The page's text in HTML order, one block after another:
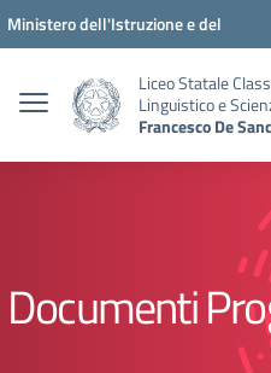
Vai ai contenuti
Vai al menu di navigazione
Vai al footer
Ministero dell'Istruzione e del
Liceo Statale
Linguistico e
Francesco De
Documenti